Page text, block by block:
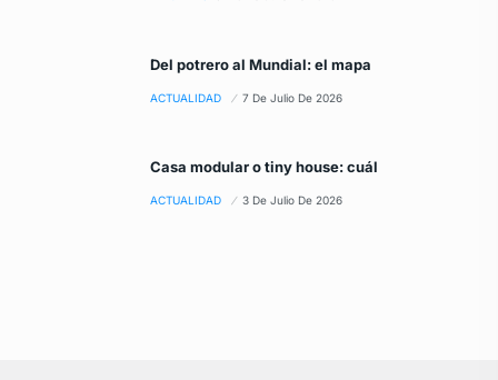
Del potrero al Mundial: el mapa
ACTUALIDAD 7 De Julio De 2026
Casa modular o tiny house: cuál
ACTUALIDAD 3 De Julio De 2026